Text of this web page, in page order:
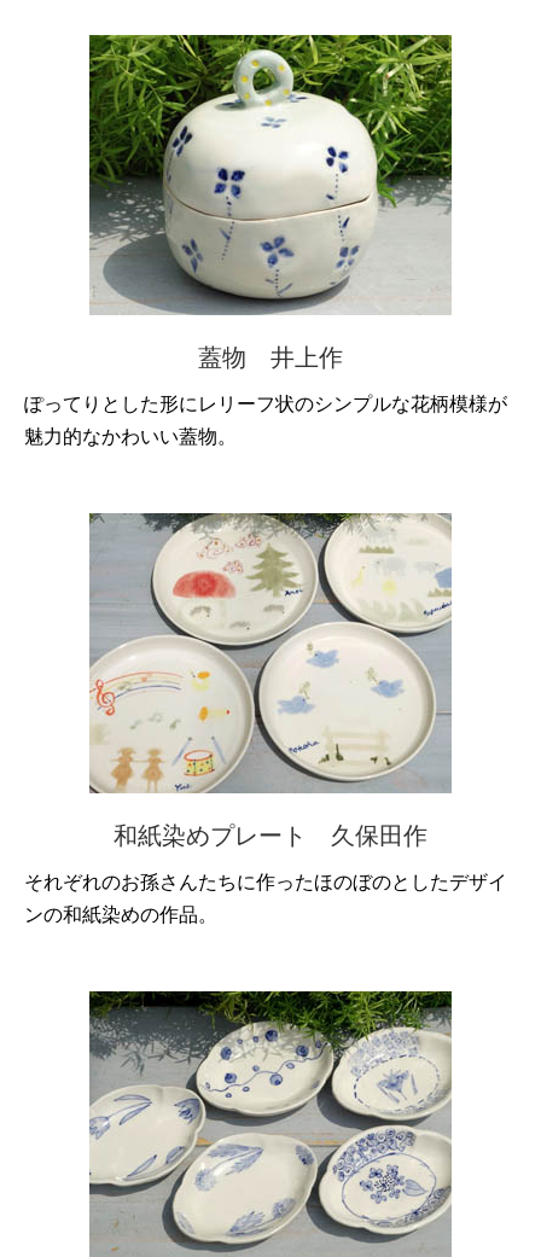
蓋物 井上作
ぽってりとした形にレリーフ状のシンプルな花柄模様が
魅力的なかわいい蓋物。
和紙染めプレート 久保田作
それぞれのお孫さんたちに作ったほのぼのとしたデザイ
ンの和紙染めの作品。